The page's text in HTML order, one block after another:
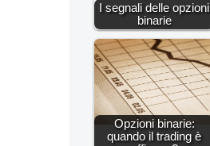
I segnali delle opzioni
binarie
Opzioni binarie:
quando il trading è